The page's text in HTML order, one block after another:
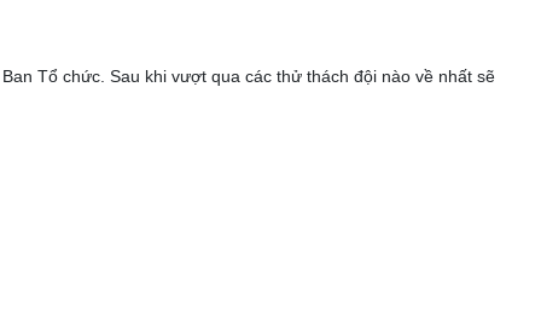
Tổ chức. Sau khi vượt qua các thử thách đội nào về nhất sẽ